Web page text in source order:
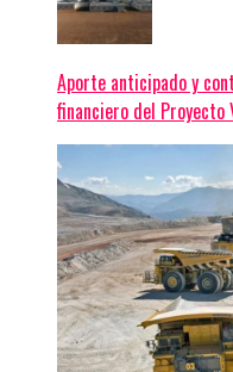
Aporte anticipado y
financiero del Proyecto